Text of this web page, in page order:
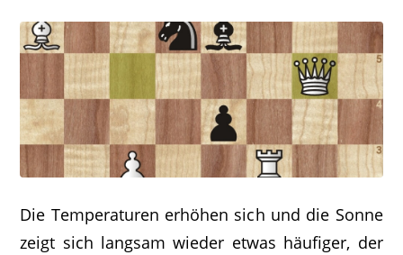
Die Temperaturen erhöhen sich und die Sonne
zeigt sich langsam wieder etwas häufiger, der